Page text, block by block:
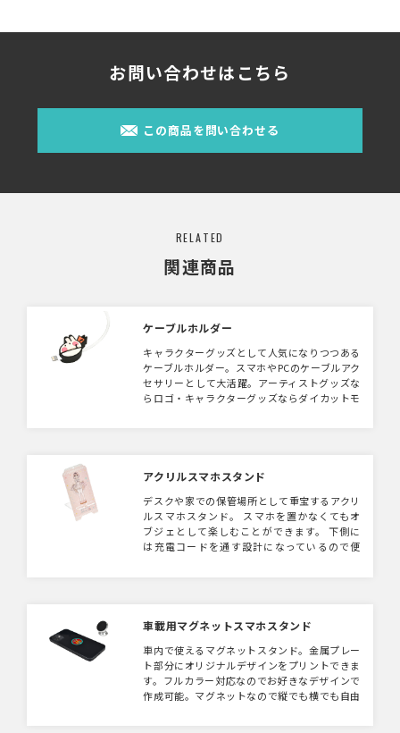
お問い合わせはこちら
この商品を問い合わせる
RELATED
関連商品
ケーブルホルダー
キャラクターグッズとして人気になりつつある
ケーブルホルダー。スマホやPCのケーブルアク
セサリーとして大活躍。アーティストグッズな
らロゴ・キャラクターグッズならダイカットモ
アクリルスマホスタンド
デスクや家での保管場所として重宝するアクリ
ルスマホスタンド。 スマホを置かなくてもオ
ブジェとして楽しむことができます。 下側に
は充電コードを通す設計になっているので便
車載用マグネットスマホスタンド
車内で使えるマグネットスタンド。金属プレー
ト部分にオリジナルデザインをプリントできま
す。フルカラー対応なのでお好きなデザインで
作成可能。マグネットなので縦でも横でも自由